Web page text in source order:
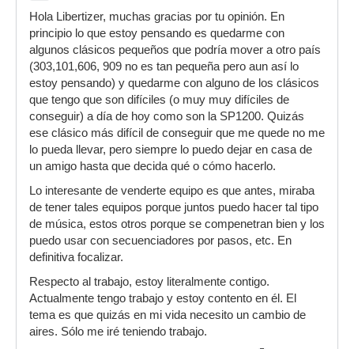
Hola Libertizer, muchas gracias por tu opinión. En
principio lo que estoy pensando es quedarme con
algunos clásicos pequeños que podría mover a otro país
(303,101,606, 909 no es tan pequeña pero aun así lo
estoy pensando) y quedarme con alguno de los clásicos
que tengo que son difíciles (o muy muy difíciles de
conseguir) a día de hoy como son la SP1200. Quizás
ese clásico más difícil de conseguir que me quede no me
lo pueda llevar, pero siempre lo puedo dejar en casa de
un amigo hasta que decida qué o cómo hacerlo.
Lo interesante de venderte equipo es que antes, miraba
de tener tales equipos porque juntos puedo hacer tal tipo
de música, estos otros porque se compenetran bien y los
puedo usar con secuenciadores por pasos, etc. En
definitiva focalizar.
Respecto al trabajo, estoy literalmente contigo.
Actualmente tengo trabajo y estoy contento en él. El
tema es que quizás en mi vida necesito un cambio de
aires. Sólo me iré teniendo trabajo.